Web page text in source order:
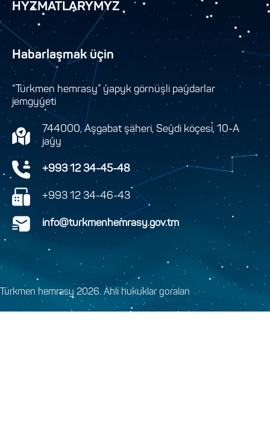
HYZMATLARYMYZ
Habarlaşmak üçin
“Türkmen hemrasy” ýapyk görnüşli paýdarlar
jemgyýeti
744000, Aşgabat şäheri, Seýdi köçesi, 10-A
jaýy
+993 12 34-45-48
+993 12 34-46-43
info@turkmenhemrasy.gov.tm
Türkmen hemrasy 2026. Ähli hukuklar goralan